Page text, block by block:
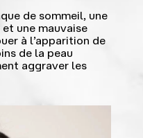
de sommeil, une
une mauvaise
à l’apparition de
de la peau
aggraver les